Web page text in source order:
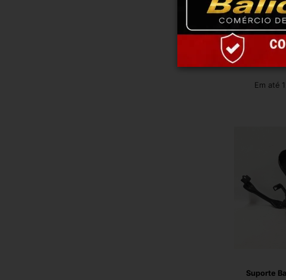
Suporte
Em até
Suporte